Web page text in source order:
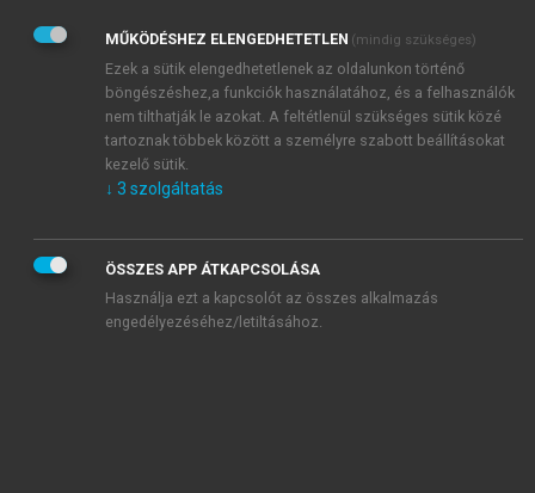
Adatkezelési tájékoztatóbanfoglaltakat tudomásul
veszem és elfogadom.
Általános vásárlási feltételeket, valamint a szotar.netés a
mersz.huoldalak licencszerződéseiben foglaltakat
tudomásul veszem és elfogadom.
KIPRÓBÁLOM
MŰKÖDÉSHEZ ELENGEDHETETLEN (mindig szükséges)
Ezek a sütik elengedhetetlenek az oldalunkon történő
böngészéshez,a funkciók használatához, és a felhasználók
nem tilthatják le azokat. A feltétlenül szükséges sütik közé
tartoznak többek között a személyre szabott beállításokat
kezelő sütik.
↓ 3 szolgáltatás
ÖSSZES APP ÁTKAPCSOLÁSA
Használja ezt a kapcsolót az összes alkalmazás
engedélyezéséhez/letiltásához.